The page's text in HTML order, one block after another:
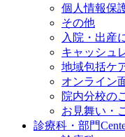
個人情報保
その他
入院・出産
キャッシュ
地域包括ケ
オンライン
院内分校の
お見舞い・
診療科・部門